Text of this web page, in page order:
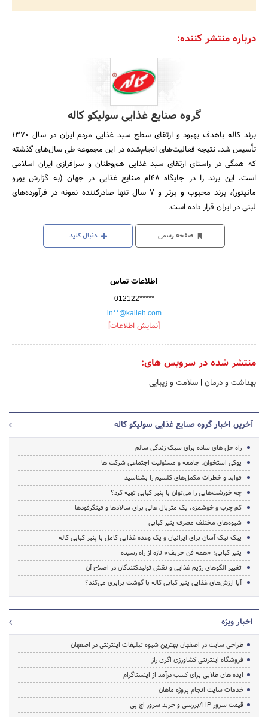
درباره منتشر کننده:
گروه صنایع غذایی سولیکو کاله
برند کاله باهدف بهبود و ارتقای سطح سبد غذایی مردم ایران در سال ۱۳۷۰
تأسیس شد. نتیجه فعالیت‌های انجام‌شده در این مجموعه طی سال‌های گذشته
که همگی در راستای ارتقای سبد غذایی هم‌وطنان و سرافرازی ایران اسلامی
است، این برند را در جایگاه ۴۸ام صنایع غذایی در جهان (به گزارش یورو
مانیتور)، برند محبوب و برتر و ۷ سال تنها صادرکننده نمونه در فرآورده‌های
لبنی در ایران قرار داده است.
صفحه رسمی دنبال کنید
اطلاعات تماس
012122*****
in**@kalleh.com
[نمایش اطلاعات]
منتشر شده در سرویس های:
بهداشت و درمان | سلامت و زیبایی
آخرین اخبار گروه صنایع غذایی سولیکو کاله
راه حل های ساده برای سبک زندگی سالم
پوکی استخوان، جامعه و مسئولیت اجتماعی شرکت ها
فواید و خطرات مکمل‌های کلسیم را بشناسید
چه خورشت‌هایی را می‌توان با پنیر کبابی تهیه کرد؟
کم چرب و خوشمزه، یک متریال عالی برای سالاد‌ها و فینگرفودها
شیوه‌های مختلف مصرف پنیر کبابی
پیک نیک آسان برای ایرانیان و یک وعده غذایی کامل با پنیر کبابی کاله
پنیر کبابی؛ «همه فن حریف» تازه از راه رسیده
تغییر الگوهای رژیم غذایی و نقش تولیدکنندگان در اصلاح آن
آیا ارزش‌های غذایی پنیر کبابی کاله با گوشت برابری می‌کند؟
اخبار ویژه
طراحی سایت در اصفهان بهترین شیوه تبلیغات اینترنتی در اصفهان
فروشگاه اینترنتی کشاورزی اگری راز
ایده های طلایی برای کسب درآمد از اینستاگرام
خدمات سایت انجام پروژه ماهان
قیمت سرور HP/بررسی و خرید سرور اچ پی